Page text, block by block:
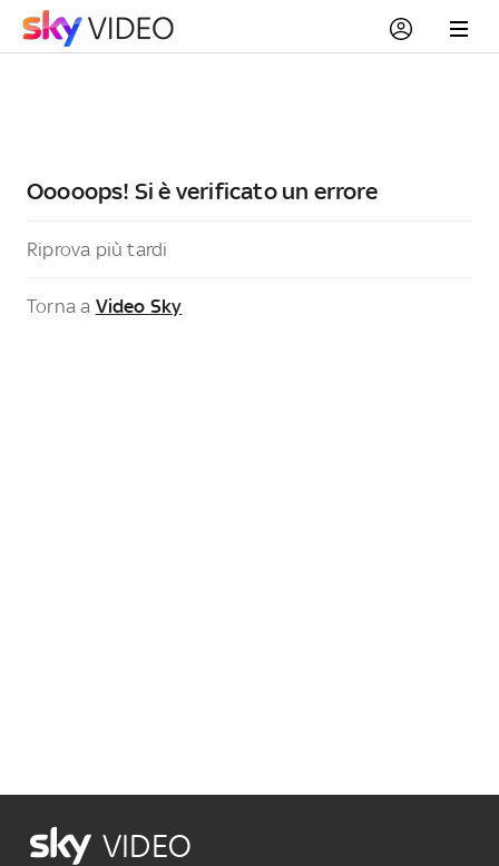
Ooooops! Si è verificato un errore
Riprova più tardi
Torna a Video Sky
VIDEO